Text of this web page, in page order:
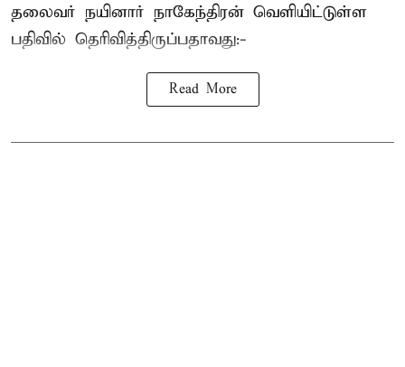
தலைவர் நயினார் நாகேந்திரன் வெளியிட்டுள்ள
பதிவில் தெரிவித்திருப்பதாவது:-
Read More